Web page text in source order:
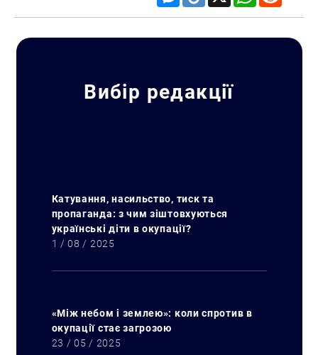
Вибір редакції
Катування, насильство, тиск та
пропаганда: з чим зіштовхуються
українські діти в окупації?
1 / 08 / 2025
«Між небом і землею»: коли спротив в
окупації стає загрозою
23 / 05 / 2025